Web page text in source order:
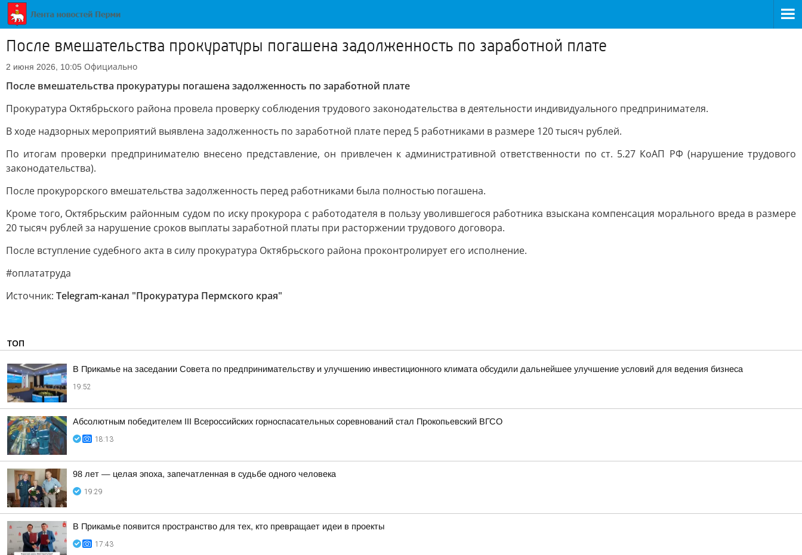
После вмешательства прокуратуры погашена задолженность по заработной плате
2 июня 2026, 10:05 Официально
После вмешательства прокуратуры погашена задолженность по заработной плате
Прокуратура Октябрьского района провела проверку соблюдения трудового законодательства в деятельности индивидуального предпринимателя.
В ходе надзорных мероприятий выявлена задолженность по заработной плате перед 5 работниками в размере 120 тысяч рублей.
По итогам проверки предпринимателю внесено представление, он привлечен к административной ответственности по ст. 5.27 КоАП РФ (нарушение трудового
законодательства).
После прокурорского вмешательства задолженность перед работниками была полностью погашена.
Кроме того, Октябрьским районным судом по иску прокурора с работодателя в пользу уволившегося работника взыскана компенсация морального вреда в размере
20 тысяч рублей за нарушение сроков выплаты заработной платы при расторжении трудового договора.
После вступление судебного акта в силу прокуратура Октябрьского района проконтролирует его исполнение.
#оплататруда
Источник: Telegram-канал "Прокуратура Пермского края"
ТОП
В Прикамье на заседании Совета по предпринимательству и улучшению инвестиционного климата обсудили дальнейшее улучшение условий для ведения бизнеса
19:52
Абсолютным победителем III Всероссийских горноспасательных соревнований стал Прокопьевский ВГСО
18:13
98 лет — целая эпоха, запечатленная в судьбе одного человека
19:29
В Прикамье появится пространство для тех, кто превращает идеи в проекты
17:43